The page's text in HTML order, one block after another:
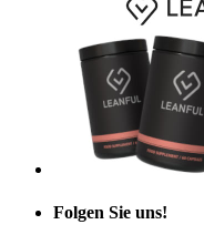
Folgen Sie uns!